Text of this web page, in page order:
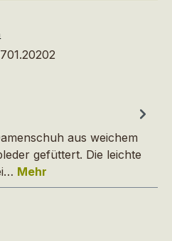
aus weichem
gefüttert. Die leichte
Mehr